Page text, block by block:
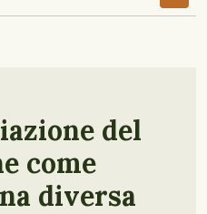
del
come
diversa